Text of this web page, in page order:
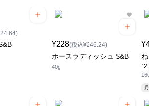
¥228(税込¥246.24)
ホースラディッシュ S&B
40g
ね